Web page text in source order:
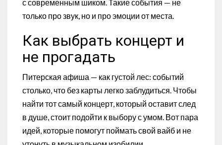
с современным шиком. Такие события — не
только про звук, но и про эмоции от места.
Как выбрать концерт и
не прогадать
Питерская афиша — как густой лес: событий
столько, что без карты легко заблудиться. Чтобы
найти тот самый концерт, который оставит след
в душе, стоит подойти к выбору с умом. Вот пара
идей, которые помогут поймать свой вайб и не